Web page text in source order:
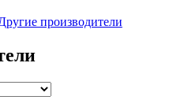
производители